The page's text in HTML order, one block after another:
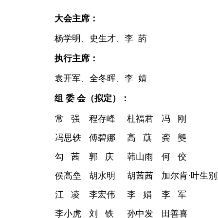
大会主席：
杨学明 、史生才、李 菂
执行主席：
袁开军、全冬晖、 李 婧
组 委 会（拟定） ：
常 强 程存峰 杜福君 冯 刚
冯思轶
傅碧娜 高 蕻 龚 龑
勾 茜 郭 庆 韩山雨 何 佼
侯高垒
胡水明 胡茜茜 加尔肯·叶生
江 凌 李宏伟 李 娟 李 军
李小虎
刘 铁 孙中发 田善喜